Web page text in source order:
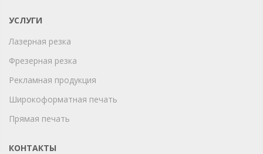
УСЛУГИ
Лазерная резка
Фрезерная резка
Рекламная продукция
Широкоформатная печать
Прямая печать
КОНТАКТЫ